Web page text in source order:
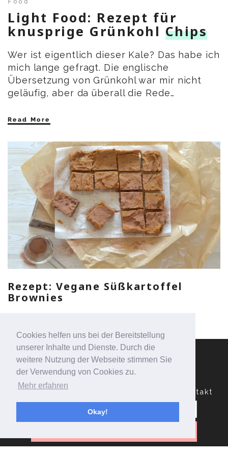
Cookies helfen uns bei der Bereitstellung
unserer Inhalte und Dienste. Durch die
weitere Nutzung der Webseite stimmen Sie
der Verwendung von Cookies zu.
Mehr erfahren
Okay!
Light Food: Rezept für
knusprige Grünkohl Chips
Wer ist eigentlich dieser Kale? Das habe ich
mich lange gefragt. Die englische
Übersetzung von Grünkohl war mir nicht
geläufig, aber da überall die Rede…
Read More
Rezept: Vegane Süßkartoffel
Brownies
Datenschutzerklärung Kontakt
Suchen